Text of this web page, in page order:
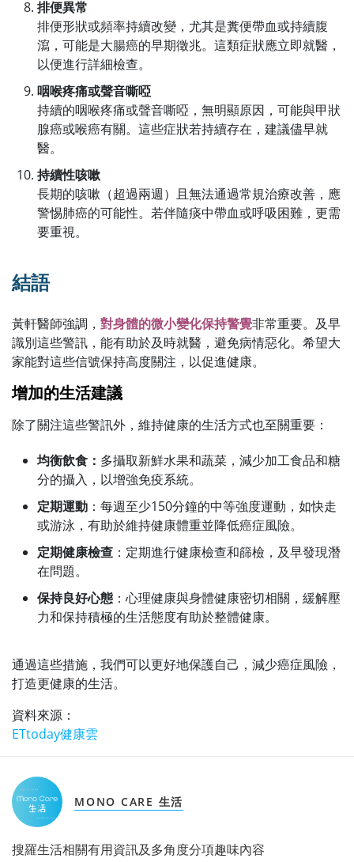
排便異常
排便形狀或頻率持續改變，尤其是糞便帶血或持續腹
瀉，可能是大腸癌的早期徵兆。這類症狀應立即就醫，
以便進行詳細檢查。
咽喉疼痛或聲音嘶啞
持續的咽喉疼痛或聲音嘶啞，無明顯原因，可能與甲狀
腺癌或喉癌有關。這些症狀若持續存在，建議儘早就
醫。
持續性咳嗽
長期的咳嗽（超過兩週）且無法通過常規治療改善，應
警惕肺癌的可能性。若伴隨痰中帶血或呼吸困難，更需
要重視。
結語
黃軒醫師強調， 對身體的微小變化保持警覺非常重要。及早
識別這些警訊，能有助於及時就醫，避免病情惡化。希望大
家能對這些信號保持高度關注，以促進健康。
增加的生活建議
除了關注這些警訊外，維持健康的生活方式也至關重要：
均衡飲食： 多攝取新鮮水果和蔬菜，減少加工食品和糖
分的攝入，以增強免疫系統。
定期運動 ：每週至少150分鐘的中等強度運動，如快走
或游泳，有助於維持健康體重並降低癌症風險。
定期健康檢查 ：定期進行健康檢查和篩檢，及早發現潛
在問題。
保持良好心態 ：心理健康與身體健康密切相關，緩解壓
力和保持積極的生活態度有助於整體健康。
通過這些措施，我們可以更好地保護自己，減少癌症風險，
打造更健康的生活。
資料來源：
ETtoday健康雲
MONO CARE 生活
搜羅生活相關有用資訊及多角度分項趣味內容